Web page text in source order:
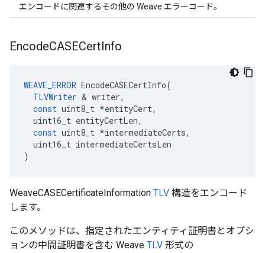
エンコードに関連するその他の Weave エラーコード。
EncodeCASECertInfo
WEAVE_ERROR EncodeCASECertInfo(
TLVWriter & writer,
const uint8_t *entityCert,
uint16_t entityCertLen,
const uint8_t *intermediateCerts,
uint16_t intermediateCertsLen
)
WeaveCASECertificateInformation TLV 構造をエンコード
します。
このメソッドは、指定されたエンティティ証明書とオプシ
ョンの中間証明書を含む Weave TLV 形式の